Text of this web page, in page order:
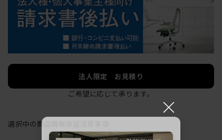
法人限定 お見積り
ご希望に応じて承ります。
選択中の商品情報
×